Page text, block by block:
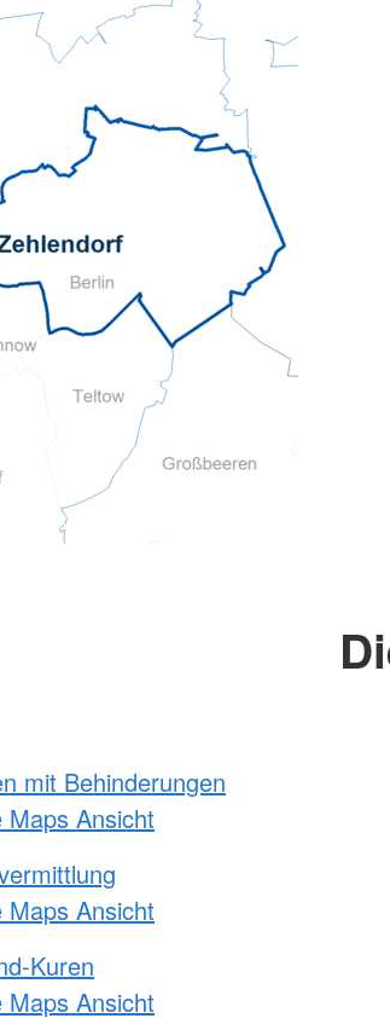
mit Behinderungen
Ansicht
Ansicht
Kuren
Ansicht